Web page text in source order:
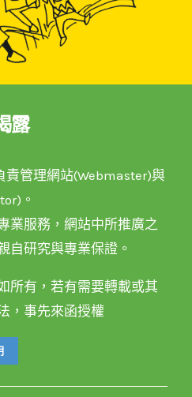
露
責管理網站(Webmaster)與
。
業服務，網站中所推廣之
自研究與專業保證。
所有，若有需要轉載或其
，事先來函授權